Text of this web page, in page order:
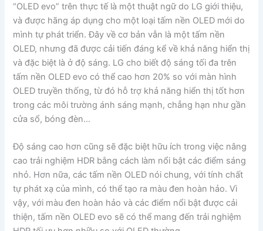
“OLED evo” trên thực tế là một thuật ngữ do LG giới thiệu,
và được hãng áp dụng cho một loại tấm nền OLED mới do
mình tự phát triển. Đây về cơ bản vẫn là một tấm nền
OLED, nhưng đã được cải tiến đáng kể về khả năng hiển thị
và đặc biệt là ở độ sáng. LG cho biết độ sáng tối đa trên
tấm nền OLED evo có thể cao hơn 20% so với màn hình
OLED truyền thống, từ đó hỗ trợ khả năng hiển thị tốt hơn
trong các môi trường ánh sáng mạnh, chẳng hạn như gần
cửa sổ, bóng đèn…
Độ sáng cao hơn cũng sẽ đặc biệt hữu ích trong việc nâng
cao trải nghiệm HDR bằng cách làm nổi bật các điểm sáng
nhỏ. Hơn nữa, các tấm nền OLED nói chung, với tính chất
tự phát xạ của mình, có thể tạo ra màu đen hoàn hảo. Vì
vậy, với màu đen hoàn hảo và các điểm nổi bật được cải
thiện, tấm nền OLED evo sẽ có thể mang đến trải nghiệm